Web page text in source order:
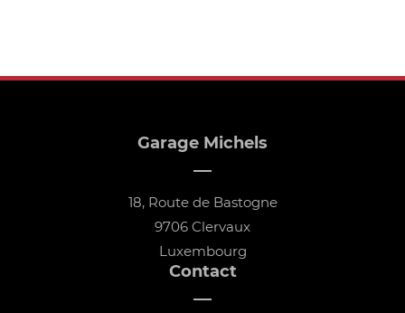
Garage Michels
18, Route de Bastogne
9706 Clervaux
Luxembourg
Contact